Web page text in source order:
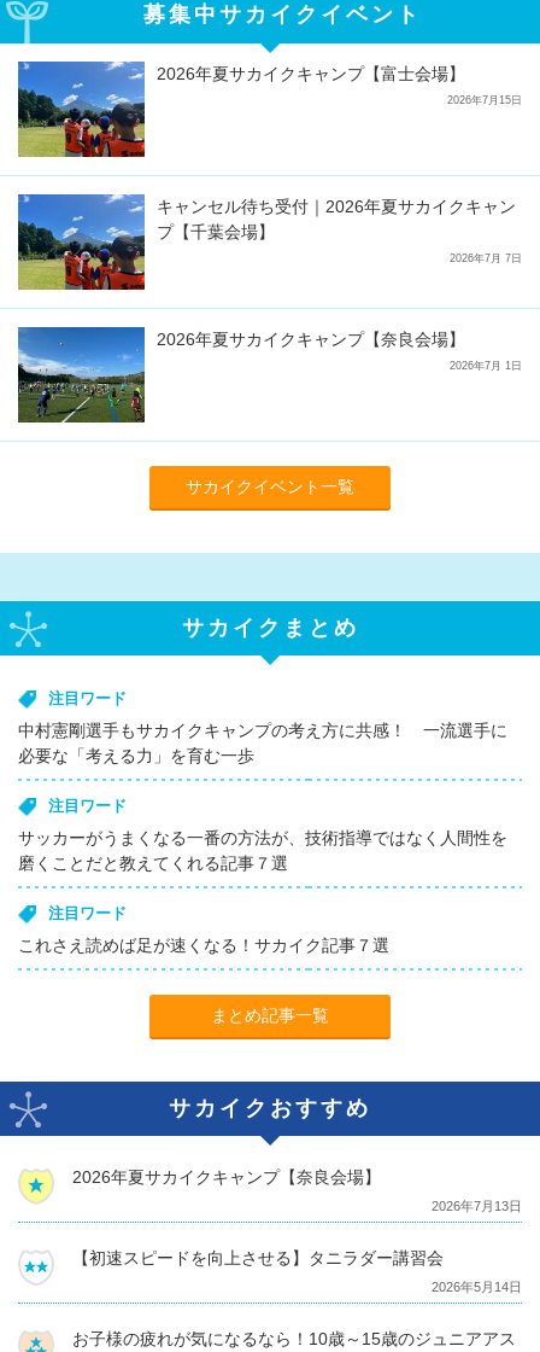
募集中サカイクイベント
2026年夏サカイクキャンプ【富士会場】
2026年7月15日
キャンセル待ち受付｜2026年夏サカイクキャン
プ【千葉会場】
2026年7月 7日
2026年夏サカイクキャンプ【奈良会場】
2026年7月 1日
サカイクイベント一覧
サカイクまとめ
注目ワード
中村憲剛選手もサカイクキャンプの考え方に共感！ 一流選手に
必要な「考える力」を育む一歩
注目ワード
サッカーがうまくなる一番の方法が、技術指導ではなく人間性を
磨くことだと教えてくれる記事７選
注目ワード
これさえ読めば足が速くなる！サカイク記事７選
まとめ記事一覧
サカイクおすすめ
2026年夏サカイクキャンプ【奈良会場】
2026年7月13日
【初速スピードを向上させる】タニラダー講習会
2026年5月14日
お子様の疲れが気になるなら！10歳～15歳のジュニアアス